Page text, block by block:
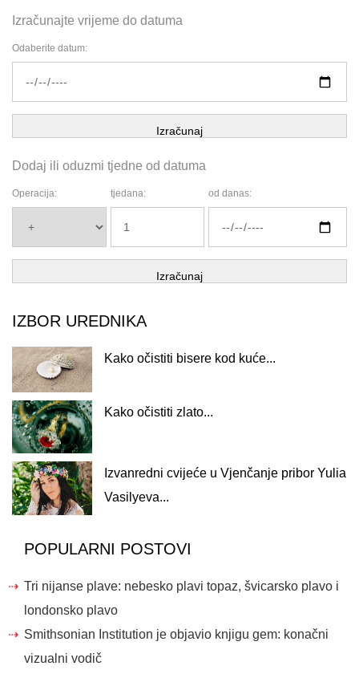
Izračunajte vrijeme do datuma
Odaberite datum:
Izračunaj
Dodaj ili oduzmi tjedne od datuma
Operacija: tjedana: od danas:
Izračunaj
IZBOR UREDNIKA
Kako očistiti bisere kod kuće...
Kako očistiti zlato...
Izvanredni cvijeće u Vjenčanje pribor Yulia
Vasilyeva...
POPULARNI POSTOVI
Tri nijanse plave: nebesko plavi topaz, švicarsko plavo i
londonsko plavo
Smithsonian Institution je objavio knjigu gem: konačni
vizualni vodič